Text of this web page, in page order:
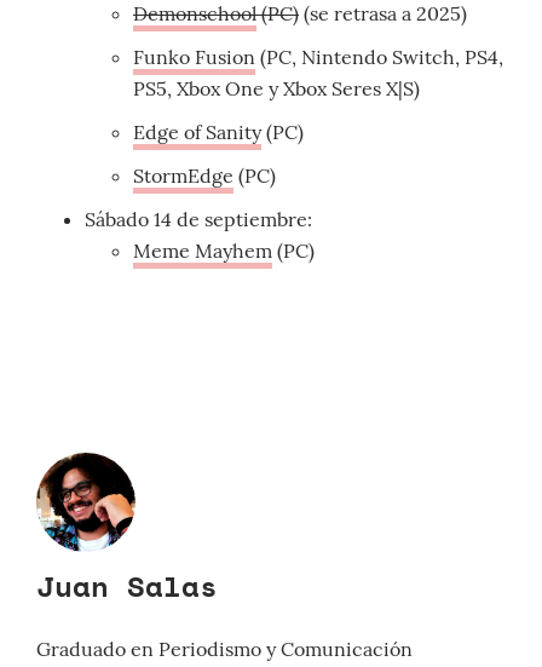
Demonschool(PC) (se retrasa a 2025)
Funko Fusion (PC, Nintendo Switch, PS4,
PS5, Xbox One y Xbox Seres X|S)
Edge of Sanity(PC)
StormEdge (PC)
Sábado 14 de septiembre:
Meme Mayhem (PC)
Juan Salas
Graduado en Periodismo y Comunicación